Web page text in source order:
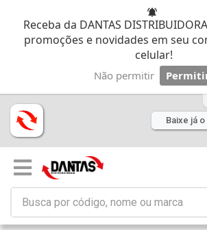
Receba da DANTAS
promoções e novidades em seu
celular!
Não permitir
Baixe já